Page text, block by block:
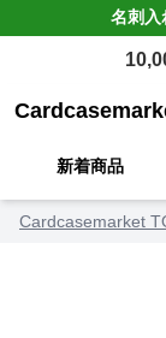
名刺入
新着商品
Cardcasemarket